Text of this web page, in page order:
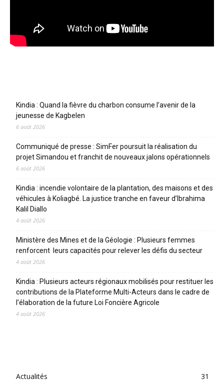
Kindia : Quand la fièvre du charbon consume l’avenir de la
jeunesse de Kagbelen
6 août 2026
Communiqué de presse : SimFer poursuit la réalisation du
projet Simandou et franchit de nouveaux jalons opérationnels
6 août 2026
Kindia : incendie volontaire de la plantation, des maisons et des
véhicules à Koliagbé. La justice tranche en faveur d’Ibrahima
Kalil Diallo
4 août 2026
Ministère des Mines et de la Géologie : Plusieurs femmes
renforcent leurs capacités pour relever les défis du secteur
4 août 2026
Kindia : Plusieurs acteurs régionaux mobilisés pour restituer les
contributions de la Plateforme Multi-Acteurs dans le cadre de
l’élaboration de la future Loi Foncière Agricole
4 août 2026
Actualités
31